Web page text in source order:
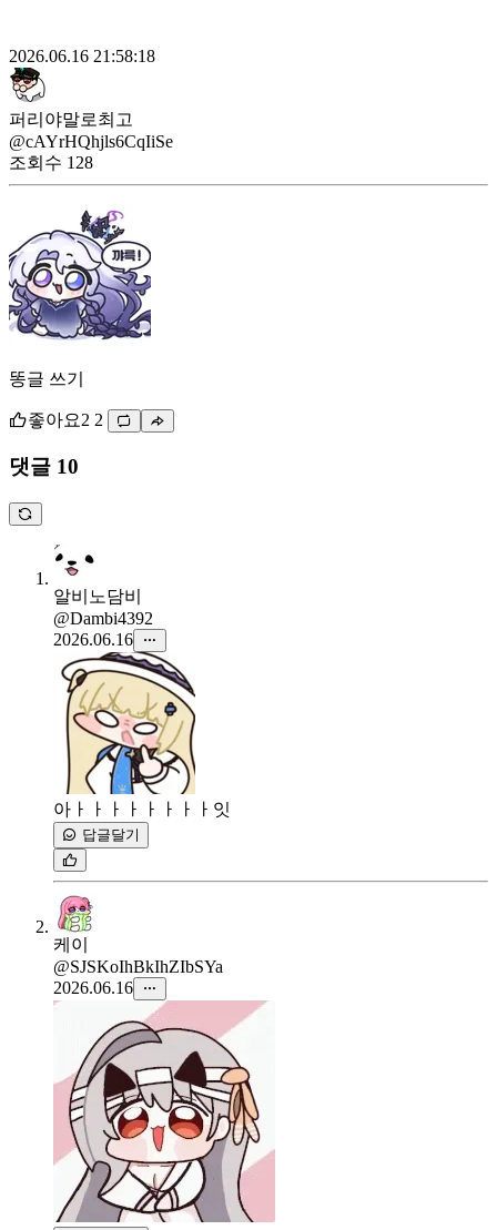
2026.06.16 21:58:18
퍼리야말로최고
@cAYrHQhjls6CqIiSe
조회수 128
똥글 쓰기
좋아요2 2
댓글 10
알비노담비
@Dambi4392
2026.06.16
아ㅏㅏㅏㅏㅏㅏㅏㅏ잇
답글달기
케이
@SJSKoIhBkIhZIbSYa
2026.06.16